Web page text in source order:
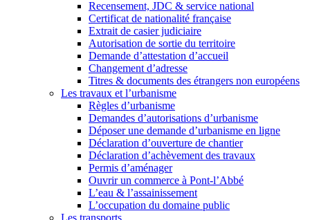
Recensement, JDC & service national
Certificat de nationalité française
Extrait de casier judiciaire
Autorisation de sortie du territoire
Demande d’attestation d’accueil
Changement d’adresse
Titres & documents des étrangers non européens
Les travaux et l’urbanisme
Règles d’urbanisme
Demandes d’autorisations d’urbanisme
Déposer une demande d’urbanisme en ligne
Déclaration d’ouverture de chantier
Déclaration d’achèvement des travaux
Permis d’aménager
Ouvrir un commerce à Pont-l’Abbé
L’eau & l’assainissement
L’occupation du domaine public
Les transports